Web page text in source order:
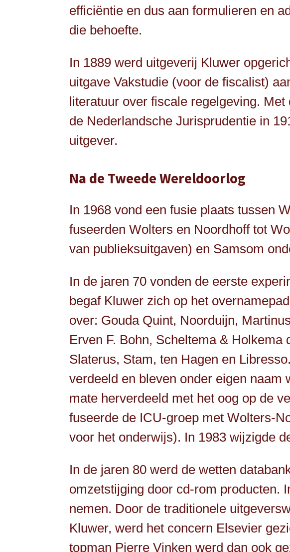
efficiëntie en dus aan formulieren en
die behoefte.
In 1889 werd uitgeverij Kluwer
uitgave Vakstudie (voor de fiscalist)
literatuur over fiscale regelgeving.
de Nederlandsche Jurisprudentie in
uitgever.
Na de Tweede Wereldoorlog
In 1968 vond een fusie plaats tussen
fuseerden Wolters en Noordhoff tot
van publieksuitgaven) en Samsom
In de jaren 70 vonden de eerste
begaf Kluwer zich op het
over: Gouda Quint, Noorduijn,
Erven F. Bohn, Scheltema &
Slaterus, Stam, ten Hagen en
verdeeld en bleven onder eigen
mate herverdeeld met het oog op de
fuseerde de ICU-groep met Wolters-
voor het onderwijs). In 1983 wijzigde
In de jaren 80 werd de wetten
omzetstijging door cd-rom producten.
nemen. Door de traditionele
Kluwer, werd het concern Elsevier
topman Pierre Vinken werd dan ook